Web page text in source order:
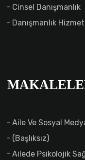
Cinsel Danışmanlık
Danışmanlık
Aile Ve Sosyal
(başlıksız)
Ailede Psikolojik